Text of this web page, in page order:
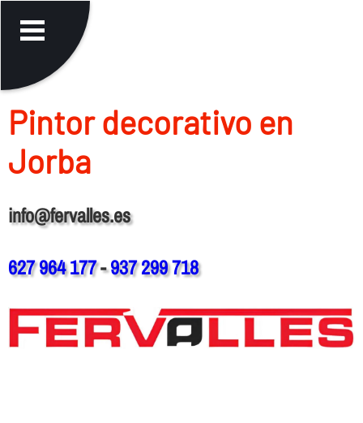
Pintor decorativo en
Jorba
info@fervalles.es
627 964 177-937 299 718